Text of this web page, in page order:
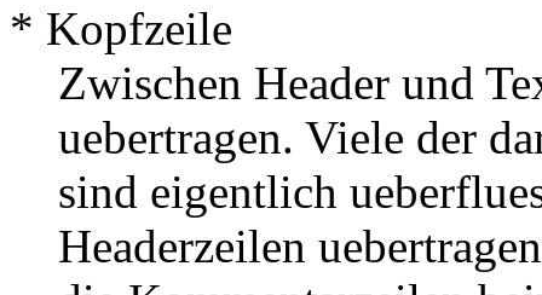
* Kopfzeile
Zwischen Header und
uebertragen. Viele der
sind eigentlich
Headerzeilen